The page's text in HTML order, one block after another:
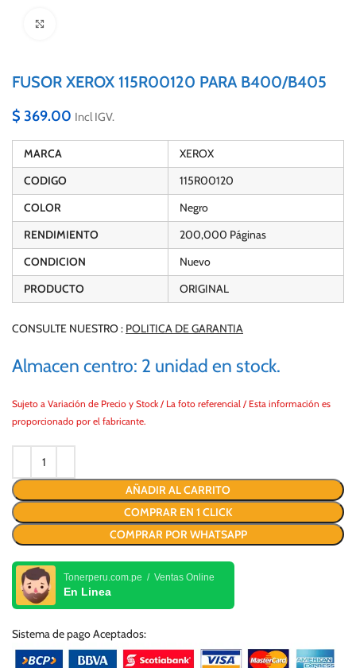
FUSOR XEROX 115R00120 PARA B400/B405
$ 369.00 Incl IGV.
MARCA
XEROX
CODIGO
115R00120
COLOR
Negro
RENDIMIENTO
200,000 Páginas
CONDICION
Nuevo
PRODUCTO
ORIGINAL
CONSULTE NUESTRO : POLITICA DE GARANTIA
Almacen centro: 2 unidad en stock.
Sujeto a Variación de Precio y Stock / La foto referencial / Esta información es
proporcionado por el fabricante.
AÑADIR AL CARRITO
COMPRAR EN 1 CLICK
COMPRAR POR WHATSAPP
Tonerperu.com.pe / Ventas Online
En Linea
Sistema de pago Aceptados: